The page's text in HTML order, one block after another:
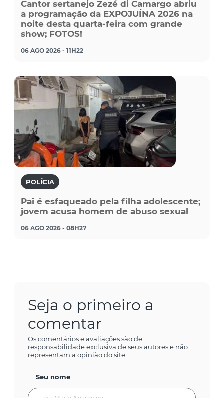
Cantor sertanejo Zezé di Camargo abriu
a programação da EXPOJUÍNA 2026 na
noite desta quarta-feira com grande
show; FOTOS!
06 AGO 2026 - 11H22
POLÍCIA
Pai é esfaqueado pela filha adolescente;
jovem acusa homem de abuso sexual
06 AGO 2026 - 08H27
Seja o primeiro a
comentar
Os comentários e avaliações são de
responsabilidade exclusiva de seus autores e não
representam a opinião do site.
Seu nome